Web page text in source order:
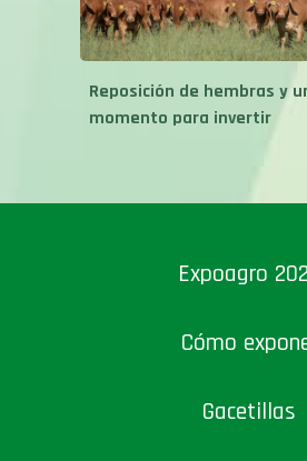
Reposición de hembras y
momento para invertir
Expoagro
Cómo
Gacetillas